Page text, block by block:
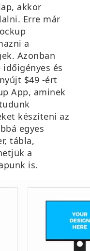
akkor
Erre már
a
Azonban
és
$49 -ért
App, aminek
készíteni az
egyes
tábla,
a
is.